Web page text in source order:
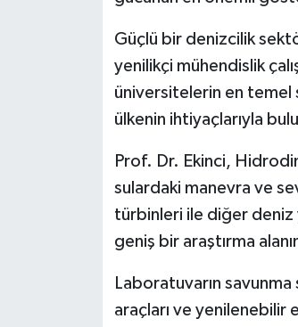
Güçlü bir denizcilik
yenilikçi mühendislik
üniversitelerin en temel
ülkenin ihtiyaçlarıyla
Prof. Dr. Ekinci,
sulardaki manevra ve
türbinleri ile diğer deniz
geniş bir araştırma
Laboratuvarın
araçları ve yenilenebilir